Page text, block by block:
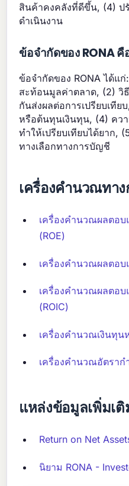
สินค้าคงคลังที่ดีขึ้น, (4) ป
ดำเนินงาน
ข้อจำกัดของ RONA คื
ข้อจำกัดของ RONA ได้แ
สะท้อนมูลค่าตลาด, (2) วิ
กันส่งผลต่อการเปรียบเทีย
หรือต้นทุนเงินทุน, (4) คว
ทำให้เปรียบเทียบได้ยาก,
ทางเลือกทางการบัญชี
เครื่องคำนวณทาง
เครื่องคำนวณผลตอ
(ROE)
เครื่องคำนวณผลตอ
เครื่องคำนวณผลตอ
(ROIC)
เครื่องคำนวณเงินทุน
เครื่องคำนวณอัตราก
แหล่งข้อมูลเพิ่มเ
Return on Net
นิยาม RONA -